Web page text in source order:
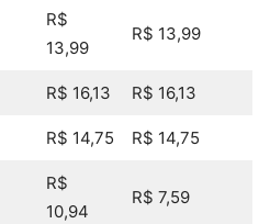
R$
13,99
R$ 13,99
R$ 16,13 R$ 16,13
R$ 14,75 R$ 14,75
R$
10,94
R$ 7,59